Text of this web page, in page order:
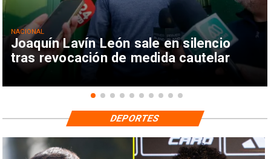
Joaquín Lavín León sale en silencio
tras revocación de medida cautelar
NACIONAL
DEPORTES